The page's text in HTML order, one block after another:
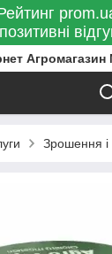
Рейтинг
позитивні
Агромагазин
Зрошення і